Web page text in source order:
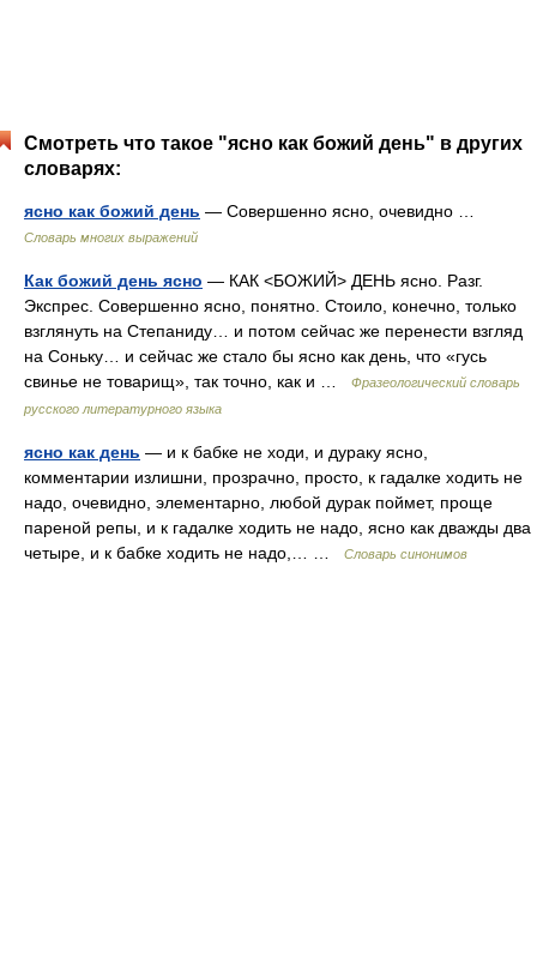
Смотреть что такое "ясно как божий день" в других
словарях:
ясно как божий день — Совершенно ясно, очевидно …
Словарь многих выражений
Как божий день ясно — КАК <БОЖИЙ> ДЕНЬ ясно. Разг.
Экспрес. Совершенно ясно, понятно. Стоило, конечно, только
взглянуть на Степаниду… и потом сейчас же перенести взгляд
на Соньку… и сейчас же стало бы ясно как день, что «гусь
свинье не товарищ», так точно, как и …
Фразеологический словарь
русского литературного языка
ясно как день — и к бабке не ходи, и дураку ясно,
комментарии излишни, прозрачно, просто, к гадалке ходить не
надо, очевидно, элементарно, любой дурак поймет, проще
пареной репы, и к гадалке ходить не надо, ясно как дважды два
четыре, и к бабке ходить не надо,… …
Словарь синонимов